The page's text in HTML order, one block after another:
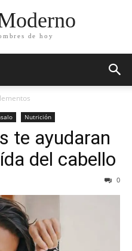
de hoy
Nutrición
te ayudaran
del cabello
0